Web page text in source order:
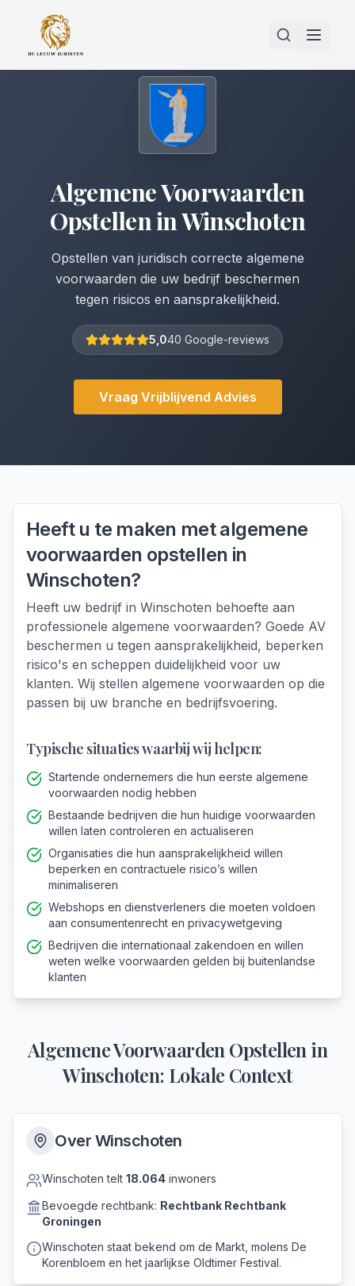
Algemene Voorwaarden
OpstelleninWinschoten
Opstellen van juridisch correcte algemene
voorwaarden die uw bedrijf beschermen
tegen risicos en aansprakelijkheid.
5,040 Google-reviews
Vraag Vrijblijvend Advies
Heeft u te maken metalgemene
voorwaarden opstellen in
Winschoten?
Heeft uw bedrijf in Winschoten behoefte aan
professionele algemene voorwaarden? Goede AV
beschermen u tegen aansprakelijkheid, beperken
risico's en scheppen duidelijkheid voor uw
klanten. Wij stellen algemene voorwaarden op die
passen bij uw branche en bedrijfsvoering.
Typische situaties waarbij wij helpen:
Startende ondernemers die hun eerste algemene
voorwaarden nodig hebben
Bestaande bedrijven die hun huidige voorwaarden
willen laten controleren en actualiseren
Organisaties die hun aansprakelijkheid willen
beperken en contractuele risico’s willen
minimaliseren
Webshops en dienstverleners die moeten voldoen
aan consumentenrecht en privacywetgeving
Bedrijven die internationaal zakendoen en willen
weten welke voorwaarden gelden bij buitenlandse
klanten
Algemene Voorwaarden Opstellen in
Winschoten: Lokale Context
Over Winschoten
Winschoten telt 18.064 inwoners
Bevoegde rechtbank: Rechtbank Rechtbank
Groningen
Winschoten staat bekend om de Markt, molens De
Korenbloem en het jaarlijkse Oldtimer Festival.